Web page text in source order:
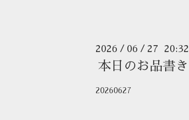
2026 / 06 / 27 20:32
本日のお品書き
20260627